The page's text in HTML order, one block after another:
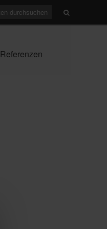
Referenzen